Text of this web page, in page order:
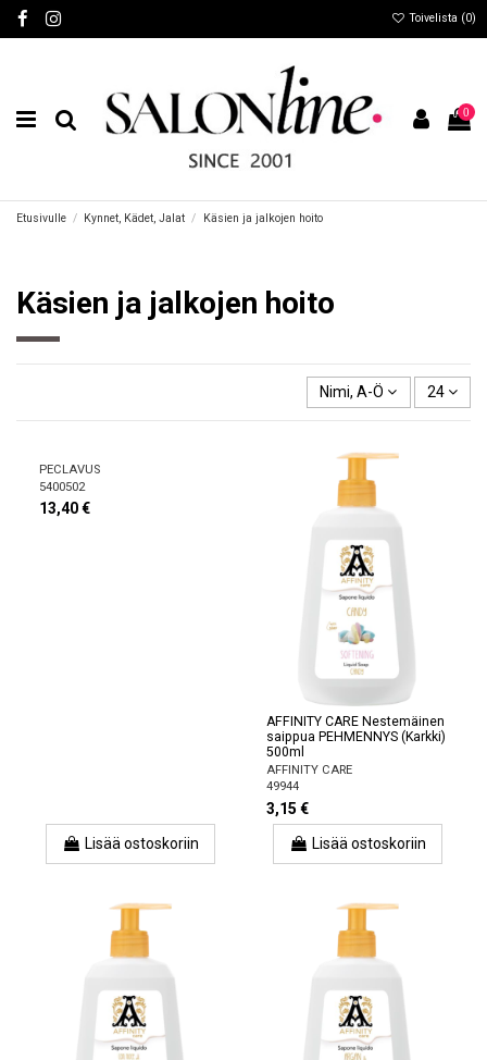
Toivelista (0)
0
Etusivulle Kynnet, Kädet, Jalat Käsien ja jalkojen hoito
Käsien ja jalkojen hoito
Nimi, A-Ö 24
PECLAVUS
5400502
13,40 €
Lisää ostoskoriin
AFFINITY CARE Nestemäinen
saippua PEHMENNYS (Karkki)
500ml
AFFINITY CARE
49944
3,15 €
Lisää ostoskoriin